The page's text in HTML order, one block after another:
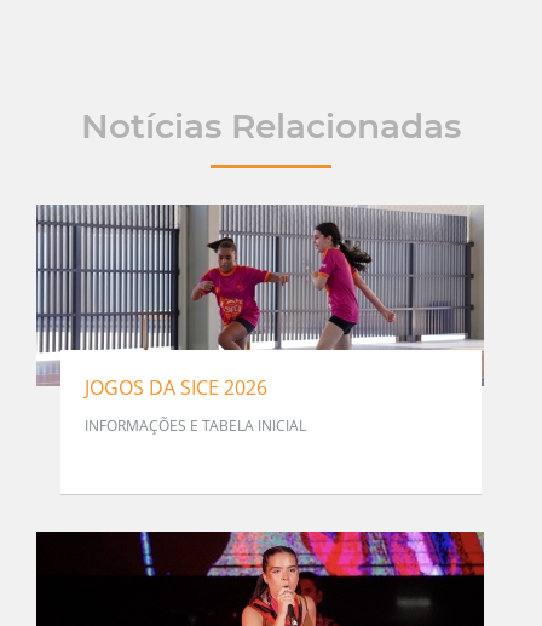
Notícias Relacionadas
JOGOS DA SICE 2026
INFORMAÇÕES E TABELA INICIAL